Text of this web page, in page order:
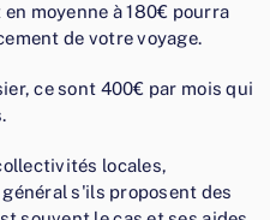
moyenne à 180€ pourra
de votre voyage.
ce sont 400€ par mois qui
locales,
s'ils proposent des